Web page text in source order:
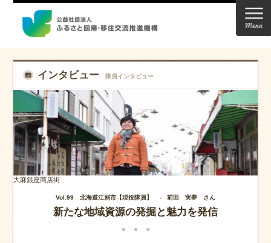
インタビュー 隊員インタビュー
大麻銀座商店街
Vol.99 北海道江別市【現役隊員】 - 前田 実夢 さん
新たな地域資源の発掘と魅力を発信